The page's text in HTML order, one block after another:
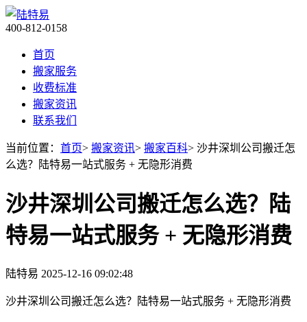
400-812-0158
首页
搬家服务
收费标准
搬家资讯
联系我们
当前位置： 首页> 搬家资讯> 搬家百科> 沙井深圳公司搬迁怎
么选？陆特易一站式服务 + 无隐形消费
沙井深圳公司搬迁怎么选？陆
特易一站式服务 + 无隐形消费
陆特易 2025-12-16 09:02:48
沙井深圳公司搬迁怎么选？陆特易一站式服务 + 无隐形消费